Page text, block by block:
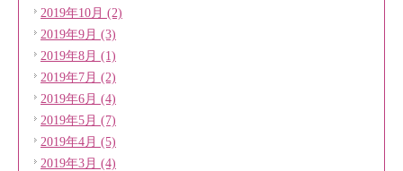
2019年10月 (2)
2019年9月 (3)
2019年8月 (1)
2019年7月 (2)
2019年6月 (4)
2019年5月 (7)
2019年4月 (5)
2019年3月 (4)